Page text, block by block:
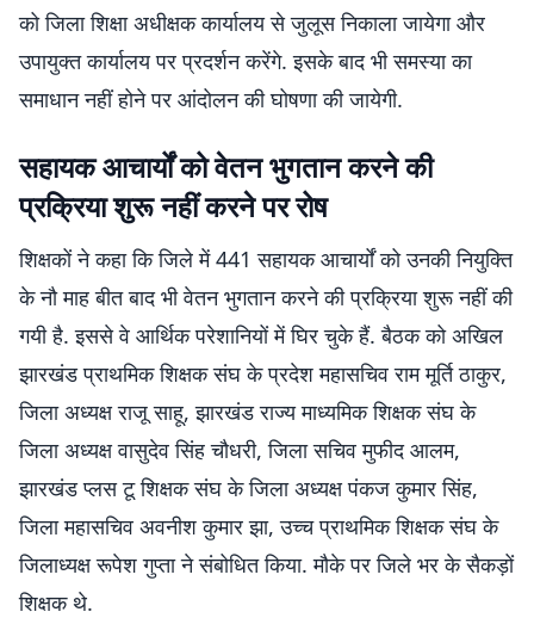
को जिला शिक्षा अधीक्षक कार्यालय से जुलूस निकाला जायेगा और
उपायुक्त कार्यालय पर प्रदर्शन करेंगे. इसके बाद भी समस्या का
समाधान नहीं होने पर आंदोलन की घोषणा की जायेगी.
सहायक आचार्यों को वेतन भुगतान करने की
प्रक्रिया शुरू नहीं करने पर रोष
शिक्षकों ने कहा कि जिले में 441 सहायक आचार्यों को उनकी नियुक्ति
के नौ माह बीत बाद भी वेतन भुगतान करने की प्रक्रिया शुरू नहीं की
गयी है. इससे वे आर्थिक परेशानियों में घिर चुके हैं. बैठक को अखिल
झारखंड प्राथमिक शिक्षक संघ के प्रदेश महासचिव राम मूर्ति ठाकुर,
जिला अध्यक्ष राजू साहू, झारखंड राज्य माध्यमिक शिक्षक संघ के
जिला अध्यक्ष वासुदेव सिंह चौधरी, जिला सचिव मुफीद आलम,
झारखंड प्लस टू शिक्षक संघ के जिला अध्यक्ष पंकज कुमार सिंह,
जिला महासचिव अवनीश कुमार झा, उच्च प्राथमिक शिक्षक संघ के
जिलाध्यक्ष रूपेश गुप्ता ने संबोधित किया. मौके पर जिले भर के सैकड़ों
शिक्षक थे.